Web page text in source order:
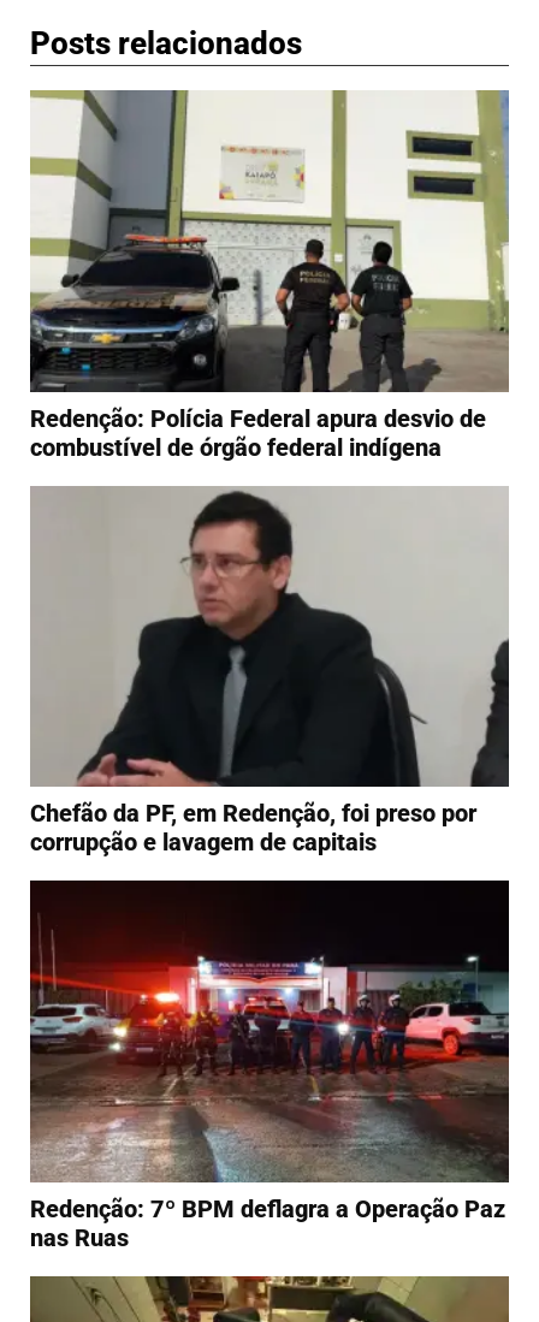
Posts relacionados
Redenção: Polícia Federal apura desvio de
combustível de órgão federal indígena
Chefão da PF, em Redenção, foi preso por
corrupção e lavagem de capitais
Redenção: 7º BPM deflagra a Operação Paz
nas Ruas